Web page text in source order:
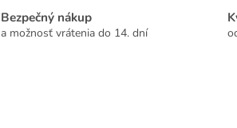
Bezpečný nákup
a možnosť vrátenia do 14. dní